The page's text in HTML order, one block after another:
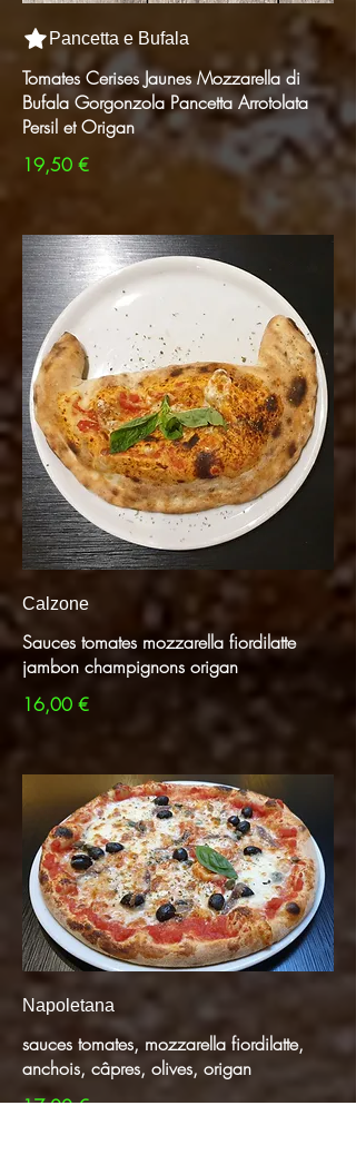
Pancetta e Bufala
Tomates Cerises Jaunes Mozzarella di
Bufala Gorgonzola Pancetta Arrotolata
Persil et Origan
19,50 €
Calzone
Sauces tomates mozzarella fiordilatte
jambon champignons origan​
16,00 €
Napoletana
sauces tomates, mozzarella fiordilatte,
anchois, câpres, olives, origan​
17,00 €